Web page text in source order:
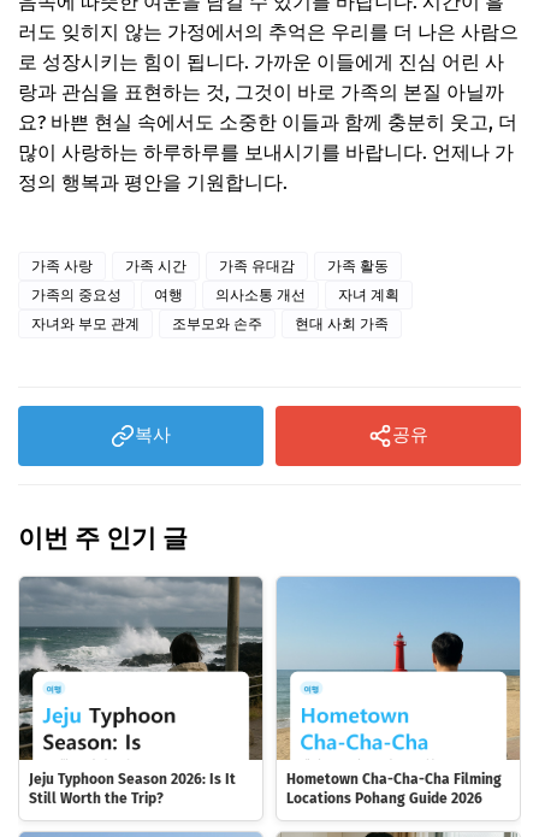
러도 잊히지 않는 가정에서의 추억은 우리를 더 나은 사람으
로 성장시키는 힘이 됩니다. 가까운 이들에게 진심 어린 사
랑과 관심을 표현하는 것, 그것이 바로 가족의 본질 아닐까
요? 바쁜 현실 속에서도 소중한 이들과 함께 충분히 웃고, 더
많이 사랑하는 하루하루를 보내시기를 바랍니다. 언제나 가
정의 행복과 평안을 기원합니다.
가족 사랑 가족 시간 가족 유대감
가족 활동
가족의 중요성
여행 의사소통 개선
자녀 계획
자녀와 부모 관계
조부모와 손주 현대 사회 가족
복사 공유
이번 주 인기 글
Jeju Typhoon Season 2026: Is It
Still Worth the Trip?
Hometown Cha-Cha-Cha Filming
Locations Pohang Guide 2026